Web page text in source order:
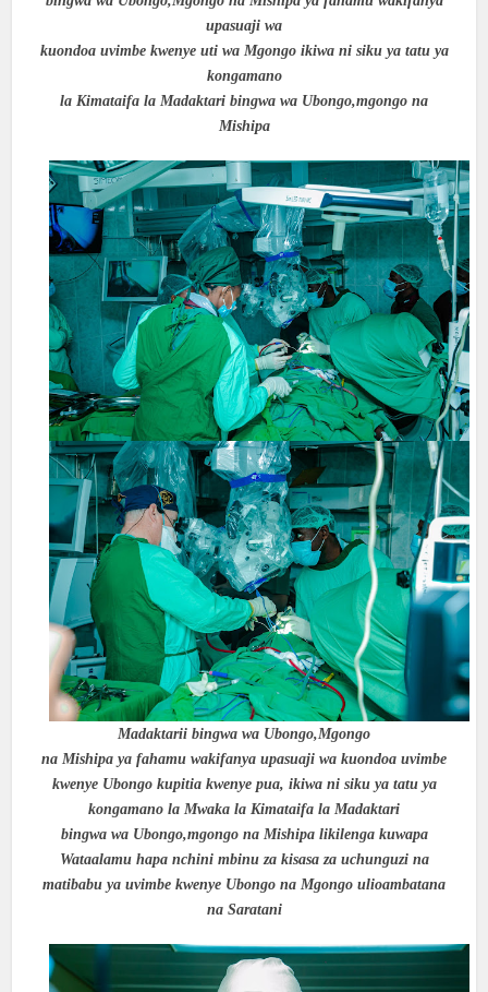
upasuaji wa
kuondoa uvimbe kwenye uti wa Mgongo ikiwa ni siku ya tatu ya
kongamano
la Kimataifa la Madaktari bingwa wa Ubongo,mgongo na
Mishipa
Madaktarii bingwa wa Ubongo,Mgongo
na Mishipa ya fahamu wakifanya upasuaji wa kuondoa uvimbe
kwenye Ubongo kupitia kwenye pua, ikiwa ni siku ya tatu ya
kongamano la Mwaka la Kimataifa la Madaktari
bingwa wa Ubongo,mgongo na Mishipa likilenga kuwapa
Wataalamu hapa nchini mbinu za kisasa za uchunguzi na
matibabu ya uvimbe kwenye Ubongo na Mgongo ulioambatana
na Saratani